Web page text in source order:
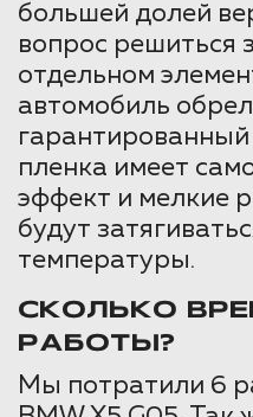
большей долей
вопрос решиться
отдельном
автомобиль
гарантированный
пленка имеет
эффект и мелкие
будут
температуры.
СКОЛЬКО
РАБОТЫ?
Мы потратили 6